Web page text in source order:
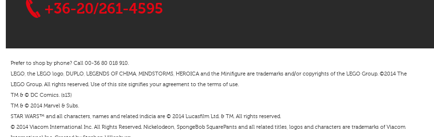
+36-20/261-4595
Prefer to shop by phone? Call 00-36 80 018 910.
LEGO, the LEGO logo, DUPLO, LEGENDS OF CHIMA, MINDSTORMS, HEROICA and the Minifigure are trademarks and/or copyrights of the LEGO Group. ©2014 The
LEGO Group. All rights reserved. Use of this site signifies your agreement to the terms of use.
TM & © DC Comics. (s13)
TM & © 2014 Marvel & Subs.
STAR WARS™ and all characters, names and related indicia are © 2014 Lucasfilm Ltd. & TM. All rights reserved.
© 2014 Viacom International Inc. All Rights Reserved. Nickelodeon, SpongeBob SquarePants and all related titles, logos and characters are trademarks of Viacom